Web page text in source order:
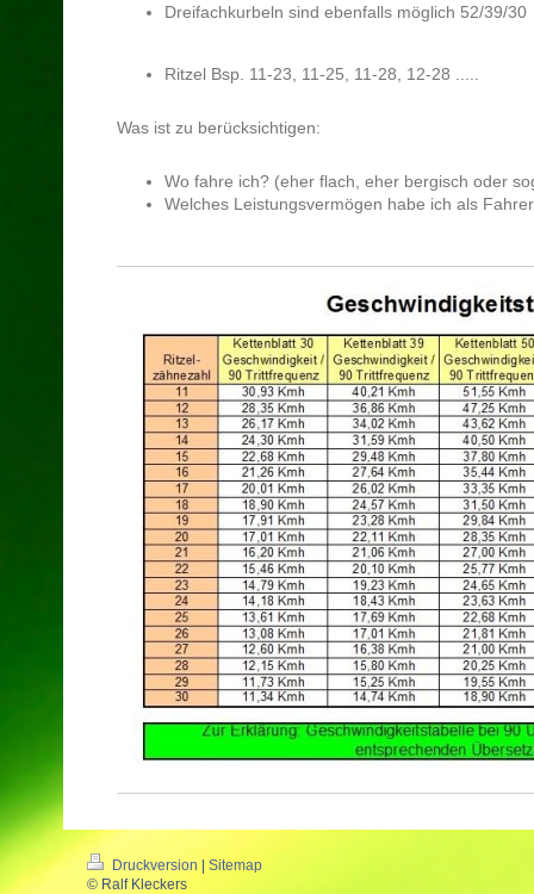
Dreifachkurbeln sind ebenfalls möglich 52/39/30
Ritzel Bsp. 11-23, 11-25, 11-28, 12-28 .....
Was ist zu berücksichtigen:
Wo fahre ich? (eher flach, eher bergisch oder
Welches Leistungsvermögen habe ich als
Druckversion | Sitemap
© Ralf Kleckers